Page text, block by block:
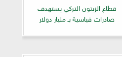
قطاع الزيتون التركي يستهدف
صادرات قياسية بـ مليار دولار